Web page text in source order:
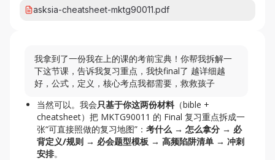
asksia-cheatsheet-mktg90011.pdf
我拿到了一份我在上的课的考前宝典！你帮我拆解一
下这节课，告诉我复习重点，我快final了 越详细越
好，公式，定义，核心考点我都需要，救救孩子
当然可以。我会只基于你这两份材料（bible +
cheatsheet）把 MKTG90011 的 Final 复习重点拆成一
张“可直接照做的复习地图”： 考什么 → 怎么拿分 → 必
背定义/规则 → 必会题型模板 → 高频陷阱清单 → 冲刺
安排。